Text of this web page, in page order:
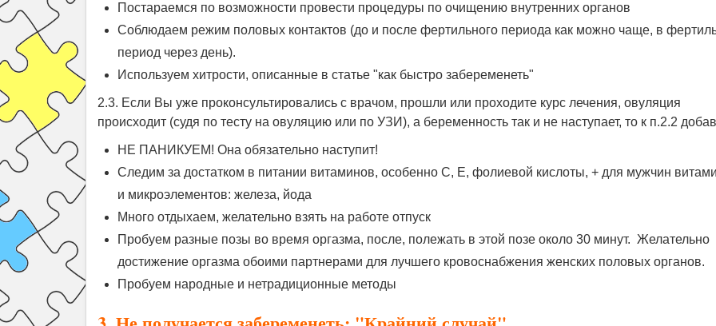
Постараемся по возможности провести процедуры по очищению внутренних органов
Соблюдаем режим половых контактов (до и после фертильного периода как можно чаще, в
период через день).
Используем хитрости, описанные в статье "как быстро забеременеть"
2.3. Если Вы уже проконсультировались с врачом, прошли или проходите курс лечения, овуляция
происходит (судя по тесту на овуляцию или по УЗИ), а беременность так и не наступает, то к п.2.2
НЕ ПАНИКУЕМ! Она обязательно наступит!
Следим за достатком в питании витаминов, особенно С, Е, фолиевой кислоты, + для мужчин
и микроэлементов: железа, йода
Много отдыхаем, желательно взять на работе отпуск
Пробуем разные позы во время оргазма, после, полежать в этой позе около 30 минут. Желательно
достижение оргазма обоими партнерами для лучшего кровоснабжения женских половых органов.
Пробуем народные и нетрадиционные методы